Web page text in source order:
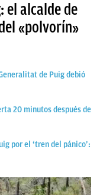
el alcalde de
«polvorín»
de Puig debió
20 minutos después de
por el ‘tren del pánico’: